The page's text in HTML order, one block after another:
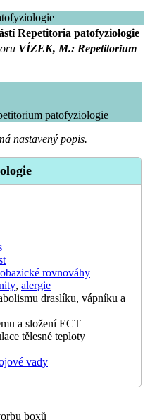
Repetitoria patofyziologie
VÍZEK, M.: Repetitorium
patofyziologie
nastavený popis.
rovnováhy
, alergie
draslíku, vápníku a
a složení ECT
tělesné teploty
vady
boxů